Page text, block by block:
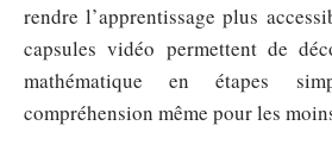
rendre l’apprentissage plus
capsules vidéo permettent de
mathématique en étapes
compréhension même pour les